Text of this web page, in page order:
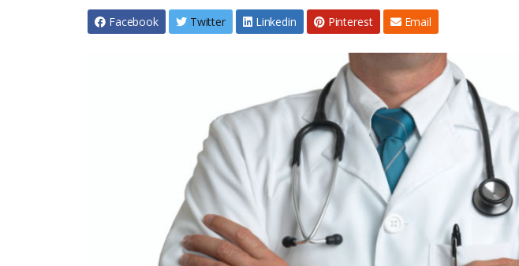
Facebook Twitter Linkedin Pinterest Email